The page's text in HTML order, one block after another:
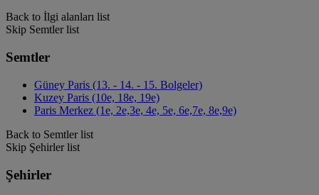
Back to İlgi alanları list
Skip Semtler list
Semtler
Güney Paris (13. - 14. - 15. Bolgeler)
Kuzey Paris (10e, 18e, 19e)
Paris Merkez (1e, 2e,3e, 4e, 5e, 6e,7e, 8e,9e)
Back to Semtler list
Skip Şehirler list
Şehirler